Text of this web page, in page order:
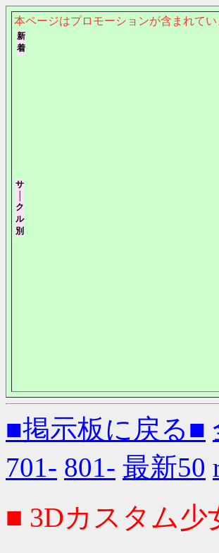
本ページはプロモーションが含まれてい
■掲示板に戻る■
701- 801- 最新50
■ 3Dカスタム少